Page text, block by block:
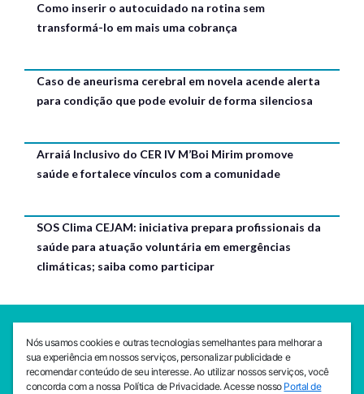
Como inserir o autocuidado na rotina sem
transformá-lo em mais uma cobrança
Caso de aneurisma cerebral em novela acende alerta
para condição que pode evoluir de forma silenciosa
Arraiá Inclusivo do CER IV M’Boi Mirim promove
saúde e fortalece vínculos com a comunidade
SOS Clima CEJAM: iniciativa prepara profissionais da
saúde para atuação voluntária em emergências
climáticas; saiba como participar
SEDE CEJAM
Av. da Liberdade, 765, Liberdade, São Paulo, 01503-001
(11) 3469 - 1818
Nós usamos cookies e outras tecnologias semelhantes para melhorar a
sua experiência em nossos serviços, personalizar publicidade e
recomendar conteúdo de seu interesse. Ao utilizar nossos serviços, você
concorda com a nossa Política de Privacidade. Acesse nosso Portal de